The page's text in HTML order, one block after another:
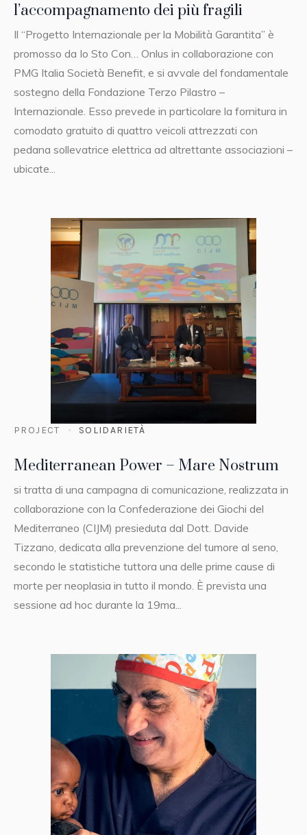
l’accompagnamento dei più fragili
Il “Progetto Internazionale per la Mobilità Garantita” è
promosso da Io Sto Con… Onlus in collaborazione con
PMG Italia Società Benefit, e si avvale del fondamentale
sostegno della Fondazione Terzo Pilastro –
Internazionale. Esso prevede in particolare la fornitura in
comodato gratuito di quattro veicoli attrezzati con
pedana sollevatrice elettrica ad altrettante associazioni –
ubicate...
PROJECT SOLIDARIETÀ
Mediterranean Power – Mare Nostrum
si tratta di una campagna di comunicazione, realizzata in
collaborazione con la Confederazione dei Giochi del
Mediterraneo (CIJM) presieduta dal Dott. Davide
Tizzano, dedicata alla prevenzione del tumore al seno,
secondo le statistiche tuttora una delle prime cause di
morte per neoplasia in tutto il mondo. È prevista una
sessione ad hoc durante la 19ma...